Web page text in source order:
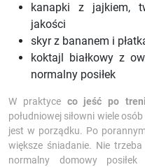
kanapki z jajkiem,
jakości
skyr z bananem i
koktajl białkowy z
normalny posiłek
W praktyce co jeść po
południowej siłowni wiele
jest w porządku. Po
większe śniadanie. Nie
normalny domowy